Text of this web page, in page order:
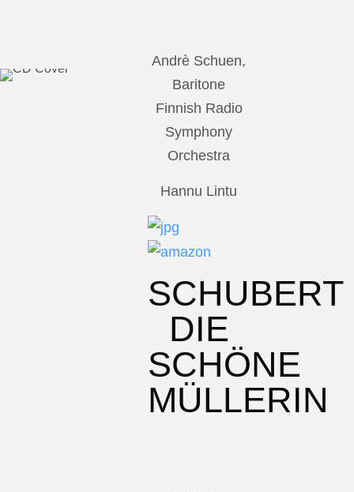
Andrè Schuen,
Baritone
Finnish Radio
Symphony
Orchestra
Hannu Lintu
SCHUBERT
DIE
SCHÖNE
MÜLLERIN